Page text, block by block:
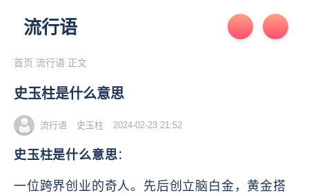
流行语
首页 流行语 正文
史玉柱是什么意思
流行语 史玉柱 2024-02-23 21:52
史玉柱是什么意思：
一位跨界创业的奇人。先后创立脑白金，黄金搭